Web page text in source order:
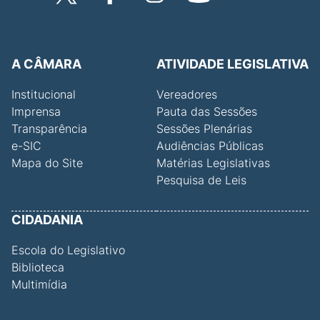
A CÂMARA
Institucional
Imprensa
Transparência
e-SIC
Mapa do Site
ATIVIDADE LEGISLATIVA
Vereadores
Pauta das Sessões
Sessões Plenárias
Audiências Públicas
Matérias Legislativas
Pesquisa de Leis
CIDADANIA
Escola do Legislativo
Biblioteca
Multimídia